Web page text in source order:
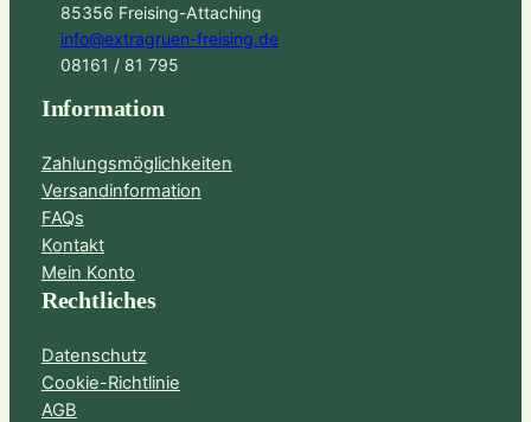
85356 Freising-Attaching
info@extragruen-freising.de
08161 / 81 795
Information
Zahlungsmöglichkeiten
Versandinformation
FAQs
Kontakt
Mein Konto
Rechtliches
Datenschutz
Cookie-Richtlinie
AGB